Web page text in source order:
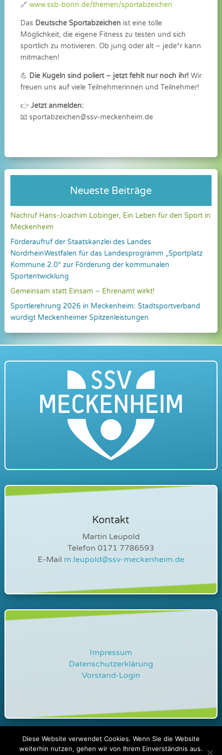
🔗 www.ssb-bonn.de/themen/sportabzeichen
Das Deutsche Sportabzeichen ist eine tolle
Möglichkeit, die eigene Fitness zu testen und sich
sportlich zu motivieren. Ob jung oder alt – jede*r kann
mitmachen!
💪 Die Kugeln sind poliert – jetzt fehlt nur noch ihr!Wir
freuen uns auf viele Teilnehmerinnen und Teilnehmer!
👉 Jetzt anmelden:
📧 sportabzeichen@ssv-meckenheim.de
Neueste Beiträge
Nachruf Hans-Joachim Lobinger, Ein Leben für den Sport in
Meckenheim
Förderaufruf der Staatskanzlei des Landes
NordrheinWestfalen für das Landesprogramm „Sportplatz
Kommune 2.0“ zur Förderung der kommunalen
Sportentwicklung
Gemeinsam statt Einsam – Ehrenamt wirkt!
Sportlerehrung 2026 in Meckenheim: Stadtsportverband
würdigt Meckenheimer Spitzenleistungen
Kontakt
Martin Leupold
Telefon 0171 7786593
E-Mail m.leupold@ssv-meckenheim.de
Impressum
Datenschutzerklärung
Vorstand-Login
©2026 – SSV Meckenheim / Design by
Diese Website verwendet Cookies. Wenn Sie die Website
weiterhin nutzen, gehen wir von Ihrem Einverständnis aus.